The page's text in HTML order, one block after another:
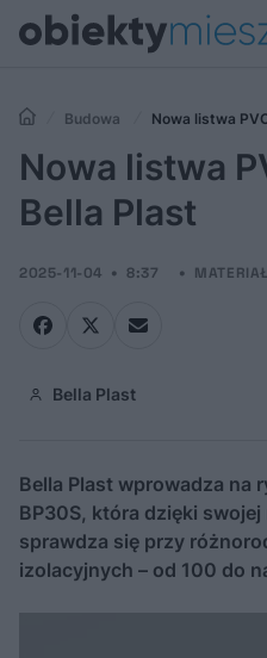
Budowa Nowa listwa
Nowa listwa
Bella Plast
2025-11-04 8:37
Bella Plast
Bella Plast wprowadza na
BP30S, która dzięki
sprawdza się przy
izolacyjnych – od 100 do